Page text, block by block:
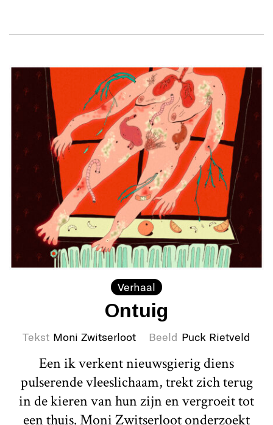
Verhaal
Ontuig
Tekst Moni Zwitserloot Beeld Puck Rietveld
Een ik verkent nieuwsgierig diens
pulserende vleeslichaam, trekt zich terug
in de kieren van hun zijn en vergroeit tot
een thuis. Moni Zwitserloot onderzoekt